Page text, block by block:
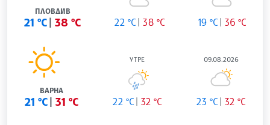
ПЛОВДИВ
21 °C 38 °C 22 °C 38 °C 19 °C 36 °C
ВАРНА
21 °C 31 °C
УТРЕ
22 °C 32 °C
09.08.2026
23 °C 32 °C